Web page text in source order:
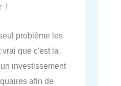
!
problème les
que c'est la
investissement
afin de